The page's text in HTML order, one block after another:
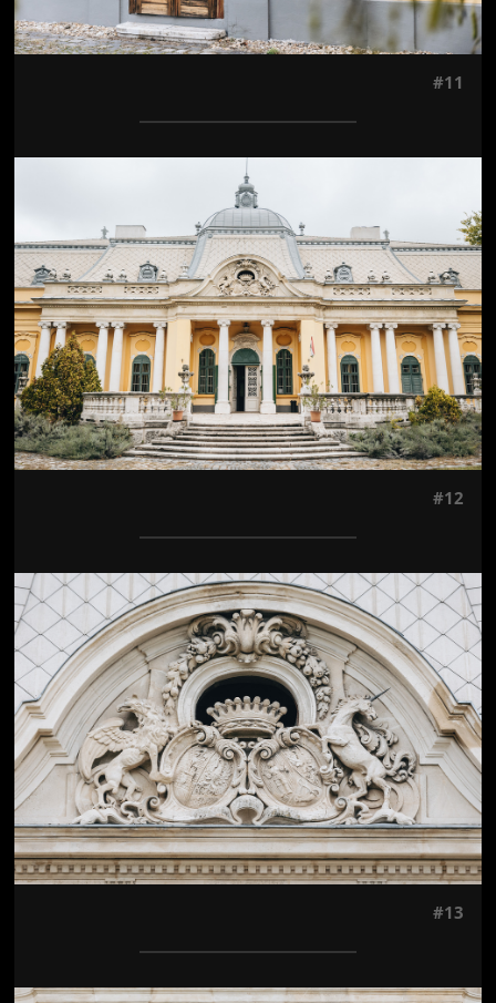
#11
Jön még kép!
#12
Jön még kép!
#13